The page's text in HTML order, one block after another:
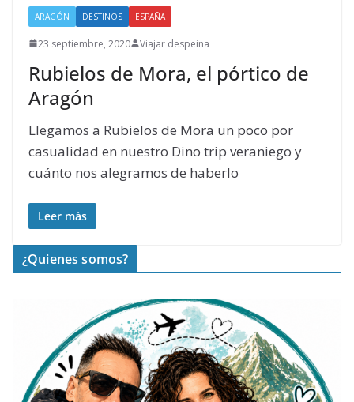
ARAGÓN DESTINOS ESPAÑA
23 septiembre, 2020 Viajar despeina
Rubielos de Mora, el pórtico de
Aragón
Llegamos a Rubielos de Mora un poco por
casualidad en nuestro Dino trip veraniego y
cuánto nos alegramos de haberlo
Leer más
¿Quienes somos?